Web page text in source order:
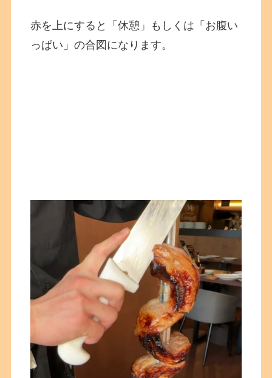
赤を上にすると「休憩」もしくは「お腹い
っぱい」の合図になります。